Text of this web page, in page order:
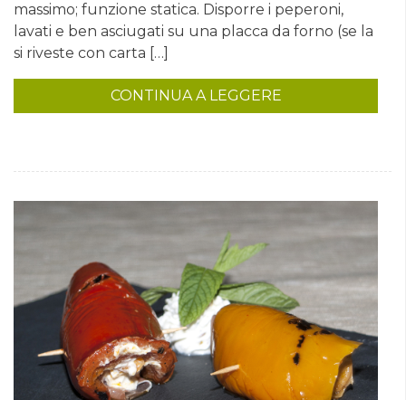
massimo; funzione statica. Disporre i peperoni,
lavati e ben asciugati su una placca da forno (se la
si riveste con carta […]
CONTINUA A LEGGERE